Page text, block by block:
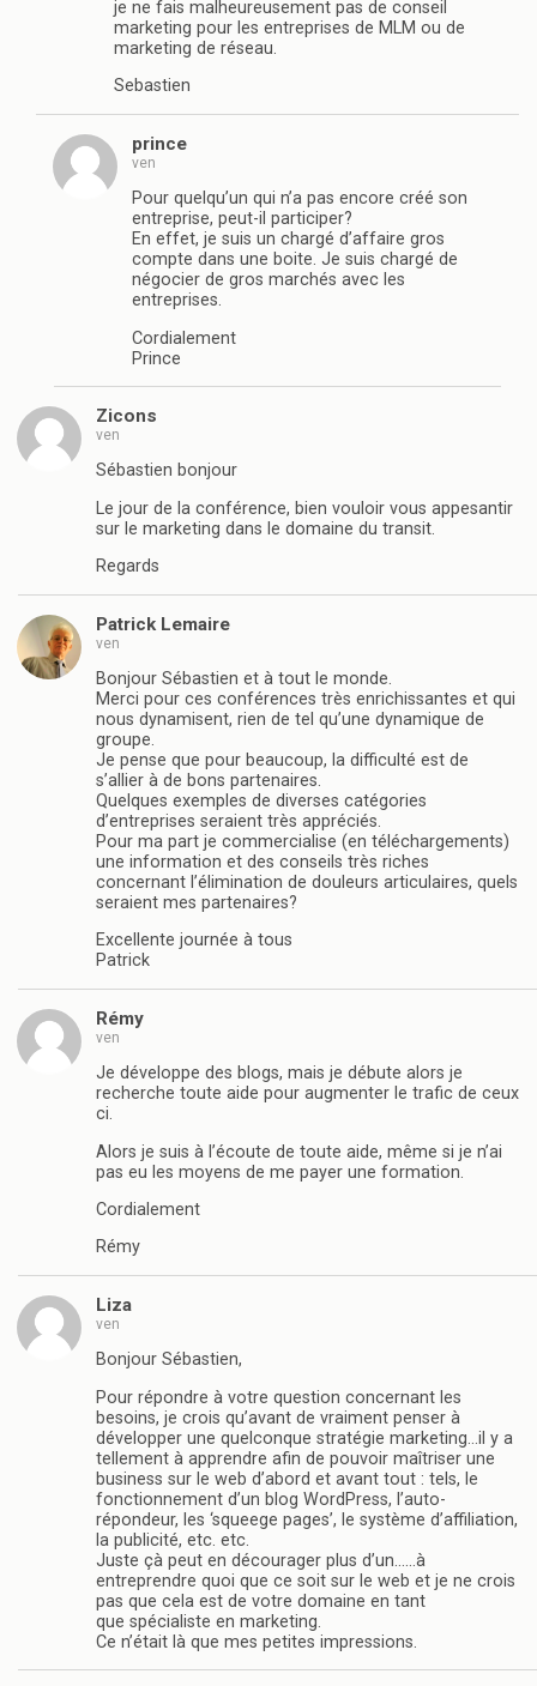
je ne fais malheureusement pas de conseil
marketing pour les entreprises de MLM ou de
marketing de réseau.
Sebastien
prince
ven
Pour quelqu’un qui n’a pas encore créé son
entreprise, peut-il participer?
En effet, je suis un chargé d’affaire gros
compte dans une boite. Je suis chargé de
négocier de gros marchés avec les
entreprises.
Cordialement
Prince
Zicons
ven
Sébastien bonjour
Le jour de la conférence, bien vouloir vous appesantir
sur le marketing dans le domaine du transit.
Regards
Patrick Lemaire
ven
Bonjour Sébastien et à tout le monde.
Merci pour ces conférences très enrichissantes et qui
nous dynamisent, rien de tel qu’une dynamique de
groupe.
Je pense que pour beaucoup, la difficulté est de
s’allier à de bons partenaires.
Quelques exemples de diverses catégories
d’entreprises seraient très appréciés.
Pour ma part je commercialise (en téléchargements)
une information et des conseils très riches
concernant l’élimination de douleurs articulaires, quels
seraient mes partenaires?
Excellente journée à tous
Patrick
Rémy
ven
Je développe des blogs, mais je débute alors je
recherche toute aide pour augmenter le trafic de ceux
ci.
Alors je suis à l’écoute de toute aide, même si je n’ai
pas eu les moyens de me payer une formation.
Cordialement
Rémy
Liza
ven
Bonjour Sébastien,
Pour répondre à votre question concernant les
besoins, je crois qu’avant de vraiment penser à
développer une quelconque stratégie marketing…il y a
tellement à apprendre afin de pouvoir maîtriser une
business sur le web d’abord et avant tout : tels, le
fonctionnement d’un blog WordPress, l’auto-
répondeur, les ‘squeege pages’, le système d’affiliation,
la publicité, etc. etc.
Juste çà peut en décourager plus d’un……à
entreprendre quoi que ce soit sur le web et je ne crois
pas que cela est de votre domaine en tant
que spécialiste en marketing.
Ce n’était là que mes petites impressions.